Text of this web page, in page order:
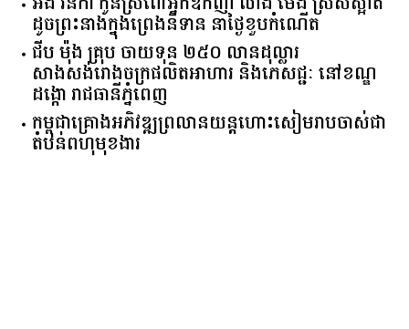
ដូចព្រះនាងក្នុងព្រេងនិទាន នាថ្ងៃខួបកំណើត
ជីប ម៉ុង គ្រុប ចាយទុន ២៥០ លានដុល្លារ
សាងសង់រោងចក្រផលិតអាហារ និងភេសជ្ជៈ នៅខណ្ឌ
ដង្កោ រាជធានីភ្នំពេញ
កម្ពុជា​គ្រោង​អភិវឌ្ឍ​ព្រលានយន្តហោះ​សៀមរាប​ចាស់​ជា​
តំបន់​ពហុ​មុខងារ​